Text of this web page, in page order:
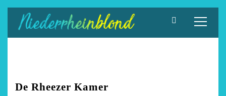
Inhalt
springen
De Rheezer Kamer